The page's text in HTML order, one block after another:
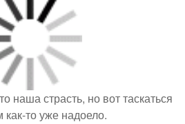
наша страсть, но вот таскаться
как-то уже надоело.